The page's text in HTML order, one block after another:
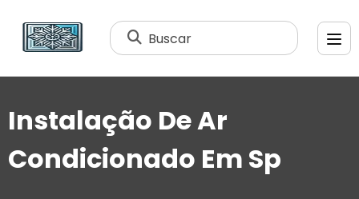
Buscar
Instalação De Ar
Condicionado Em Sp